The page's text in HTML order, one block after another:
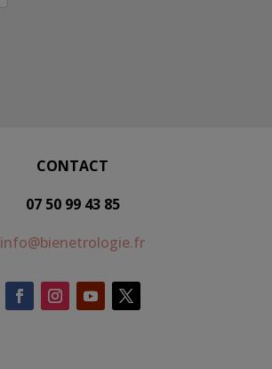
CONTACT
07 50 99 43 85
info@bienetrologie.fr